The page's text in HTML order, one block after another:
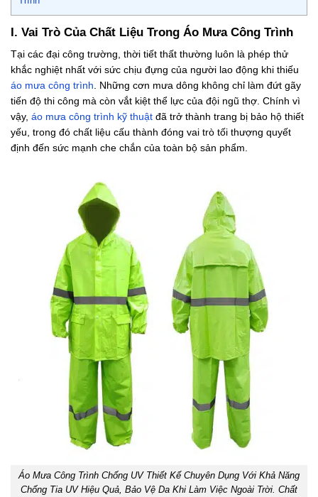
I. Vai Trò Của Chất Liệu Trong Áo Mưa Công Trình
Tại các đại công trường, thời tiết thất thường luôn là phép thử
khắc nghiệt nhất với sức chịu đựng của người lao động khi thiếu
áo mưa công trình . Những cơn mưa dông không chỉ làm đứt gãy
tiến độ thi công mà còn vắt kiệt thể lực của đội ngũ thợ. Chính vì
vậy, áo mưa công trình kỹ thuật đã trở thành trang bị bảo hộ thiết
yếu, trong đó chất liệu cấu thành đóng vai trò tối thượng quyết
định đến sức mạnh che chắn của toàn bộ sản phẩm.
Áo Mưa Công Trình Chống UV Thiết Kế Chuyên Dụng Với Khả Năng
Chống Tia UV Hiệu Quả, Bảo Vệ Da Khi Làm Việc Ngoài Trời. Chất